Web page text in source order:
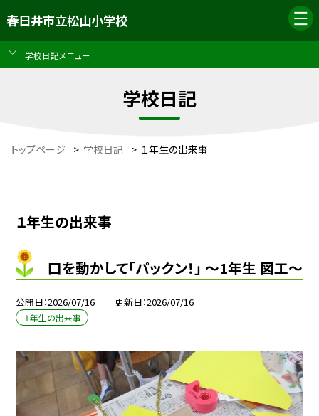
春日井市立松山小学校
学校日記メニュー
学校日記
トップページ > 学校日記 > １年生の出来事
１年生の出来事
口を動かして「パックン！」 ～1年生 図工～
公開日 2026/07/16 更新日 2026/07/16
１年生の出来事